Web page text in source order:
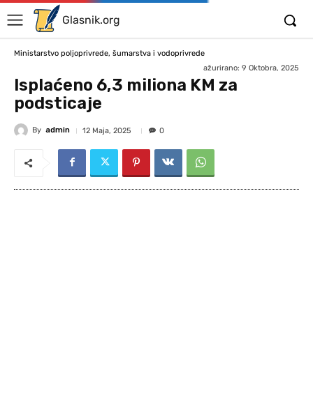
Glasnik.org
Ministarstvo poljoprivrede, šumarstva i vodoprivrede
ažurirano: 9 Oktobra, 2025
Isplaćeno 6,3 miliona KM za
podsticaje
By admin 12 Maja, 2025 0